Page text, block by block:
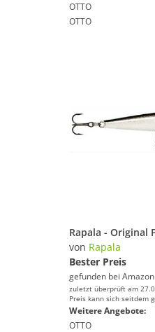
OTTO
OTTO
von Rapala
Bester Preis
gefunden bei Amazon
zuletzt überprüft am
Preis kann sich seitdem
Weitere Angebote:
OTTO